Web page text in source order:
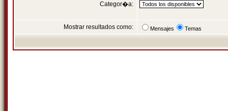
Categor�a:
Mostrar resultados como: Mensajes Temas